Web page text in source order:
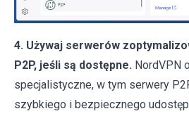
4. Używaj serwerów
P2P, jeśli są dostępne. NordVPN
specjalistyczne, w tym serwery
szybkiego i bezpiecznego